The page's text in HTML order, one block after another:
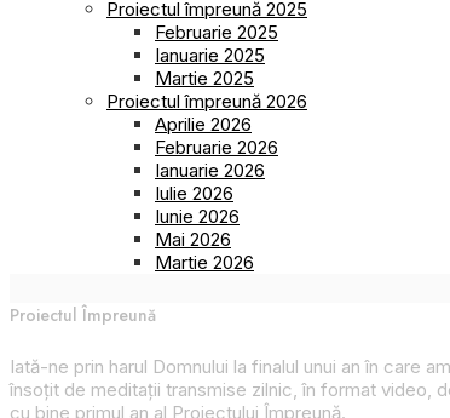
Proiectul împreună 2025
Februarie 2025
Ianuarie 2025
Martie 2025
Proiectul împreună 2026
Aprilie 2026
Februarie 2026
Ianuarie 2026
Iulie 2026
Iunie 2026
Mai 2026
Martie 2026
Proiectul Împreună
Iată-ne prin harul Domnului la finalul unui an în care
însoțit de meditații transmise zilnic, în format video,
cu bine primul an al Proiectului Împreună.